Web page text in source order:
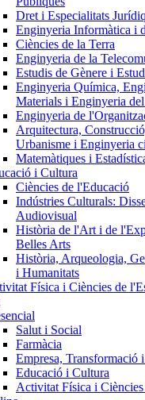
Dret i Especialitats
Enginyeria Informàtica i
Ciències de la Terra
Enginyeria de la
Estudis de Gènere i
Enginyeria Química,
Materials i Enginyeria
Enginyeria de
Arquitectura,
Urbanisme i Enginyeria
Matemàtiques i
i Cultura
Ciències de l'Educació
Indústries Culturals:
Audiovisual
Història de l'Art i de
Belles Arts
Història, Arqueologia,
i Humanitats
Física i Ciències de
Salut i Social
Farmàcia
Empresa, Transformació
Educació i Cultura
Activitat Física i